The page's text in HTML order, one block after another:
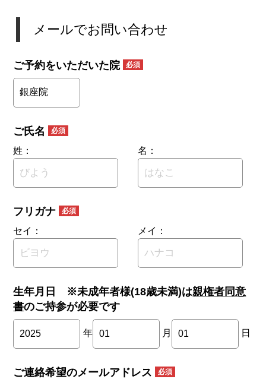
メールでお問い合わせ
ご予約をいただいた院 必須
ご氏名 必須
姓： 名：
フリガナ 必須
セイ： メイ：
生年月日 ※未成年者様(18歳未満)は親権者同意
書のご持参が必要です
年 月 日
ご連絡希望のメールアドレス 必須